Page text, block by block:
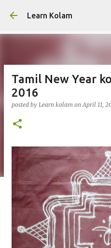
Learn Kolam
Tamil New Year
2016
posted by Learn kolam onApril 11,